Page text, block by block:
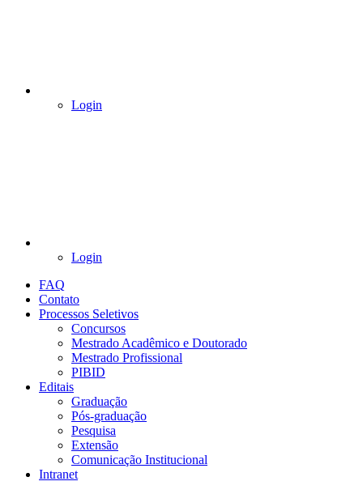
Login
Login
FAQ
Contato
Processos Seletivos
Concursos
Mestrado Acadêmico e Doutorado
Mestrado Profissional
PIBID
Editais
Graduação
Pós-graduação
Pesquisa
Extensão
Comunicação Institucional
Intranet